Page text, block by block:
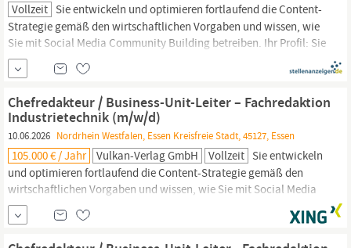
Vollzeit Sie entwickeln und optimieren fortlaufend die Content-
Strategie gemäß den wirtschaftlichen Vorgaben und wissen, wie
Sie mit Social Media Community Building betreiben. Ihr Profil: Sie
verfügen über ein abgeschlossenes Studium im Bereich
Journalismus, Kommunikationswissenschaft, digitale Medien
oder eine vergleichbare Ausbildung.
Chefredakteur / Business-Unit-Leiter – Fachredaktion
Industrietechnik (m/w/d)
10.06.2026 Nordrhein Westfalen, Essen Kreisfreie Stadt, 45127, Essen
105.000 € / Jahr Vulkan-Verlag GmbH Vollzeit Sie entwickeln
und optimieren fortlaufend die Content-Strategie gemäß den
wirtschaftlichen Vorgaben und wissen, wie Sie mit Social Media
Community Building betreiben. Ihr Profil: Sie verfügen über ein
abgeschlossenes Studium im Bereich
Kommunikationswissenschaft, digitale Medien oder eine